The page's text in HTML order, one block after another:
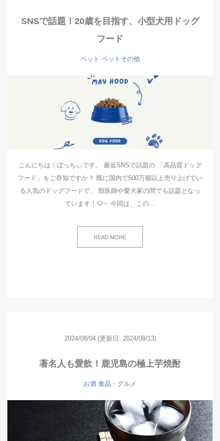
SNSで話題！20歳を目指す、小型犬用ドッグ
フード
ペット ペットその他
こんにちは！ぼっちぃです。 最近SNSで話題の 「高品質ドッグ
フード」をご存知ですか？ 既に国内で500万個以上売り上げてい
る人気のドッグフードで、 獣医師や愛犬家の間でも話題となっ
ています！🐶✨ 今回は、この…
READ MORE
2024/08/04 (更新日: 2024/08/13)
著名人も愛飲！鹿児島の極上芋焼酎
お酒 食品・グルメ